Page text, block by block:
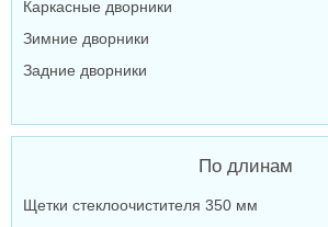
Каркасные дворники
Зимние дворники
Задние дворники
По длинам
Щетки стеклоочистителя 350 мм